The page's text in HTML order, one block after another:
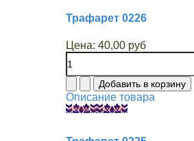
Трафарет 0226
Цена: 40,00 руб
Описание товара